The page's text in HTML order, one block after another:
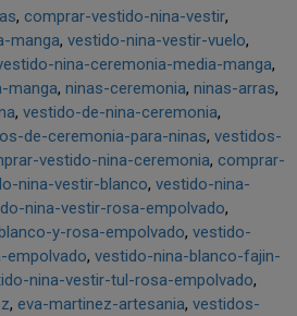
comprar-vestido-nina-vestir
manga vestido-nina-vestir-vuelo
nina-ceremonia-media-manga
manga ninas-ceremonia ninas-arras
vestido-de-nina-ceremonia
de-ceremonia-para-ninas vestidos-
vestido-nina-ceremonia comprar-
nina-vestir-blanco vestido-nina-
nina-vestir-rosa-empolvado
y-rosa-empolvado vestido-
empolvado vestido-nina-blanco-fajin-
nina-vestir-tul-rosa-empolvado
eva-martinez-artesania vestidos-